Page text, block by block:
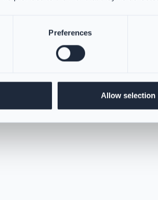
Preferences
Allow selection
Schutz für Nacken, Ohren
im Barriere-Schutz für
gewährleistet maximale